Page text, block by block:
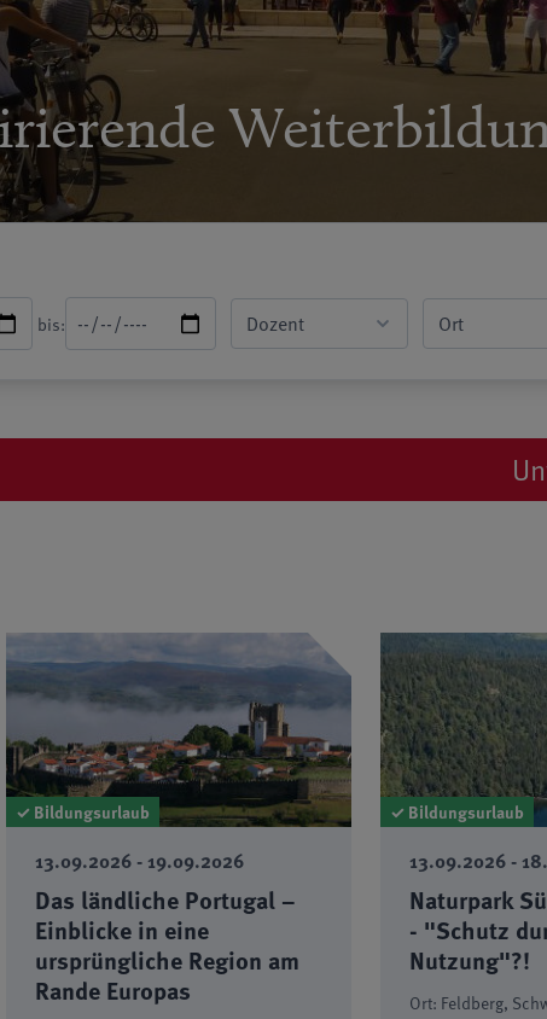
bis:
Unter dem
✓ Bildungsurlaub
13.09.2026 - 18.09.2026
Naturpark Südschwarzwald
- "Schutz durch
Nutzung"?!
Ort: Feldberg, Schwarzwald
✓ Bildungsurlaub
14.09.2026 -
Gelassen
Berufsalltag
Burnout-